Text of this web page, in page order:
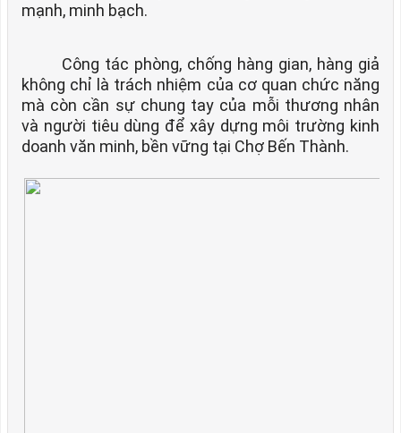
mạnh, minh bạch.
Công tác phòng, chống hàng gian, hàng giả
không chỉ là trách nhiệm của cơ quan chức năng
mà còn cần sự chung tay của mỗi thương nhân
và người tiêu dùng để xây dựng môi trường kinh
doanh văn minh, bền vững tại Chợ Bến Thành.